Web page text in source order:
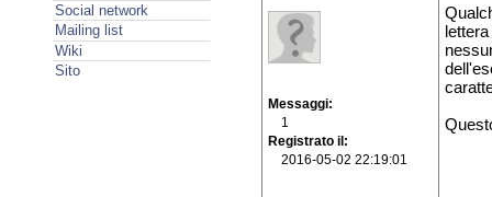
Social network
Mailing list
Wiki
Sito
Messaggi
1
Registrato il
2016-05-02 22:19:01